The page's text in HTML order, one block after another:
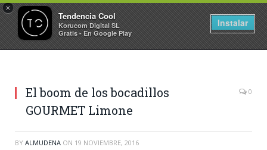
×
Tendencia Cool
Korucom Digital SL
Gratis - En Google Play
Instalar
El boom de los bocadillos
GOURMET Limone
0
BY ALMUDENA ON 19 NOVIEMBRE, 2016